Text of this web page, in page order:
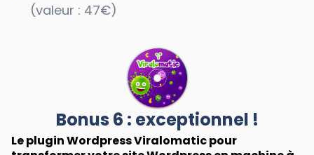
(valeur : 47€)
Bonus 6 : exceptionnel !
Le plugin Wordpress Viralomatic pour